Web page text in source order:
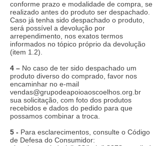
conforme prazo e modalidade de compra, se
realizado antes do produto ser despachado.
Caso já tenha sido despachado o produto,
será possível a devolução por
arrependimento, nos exatos termos
informados no tópico próprio da devolução
(item 1.2).
4 – No caso de ter sido despachado um
produto diverso do comprado, favor nos
encaminhar no e-mail
vendas@grupodeapoioaoscoelhos.org.br
sua solicitação, com foto dos produtos
recebidos e dados do pedido para que
possamos combinar a troca.
5 - Para esclarecimentos, consulte o Código
de Defesa do Consumidor: